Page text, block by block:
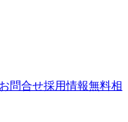
お問合せ採用情報無料相